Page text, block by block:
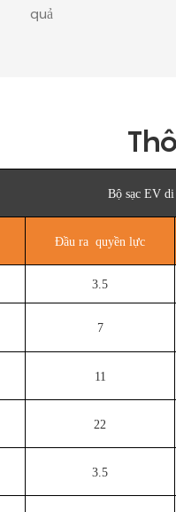
quả
Bộ sạc EV
Đầu ra quyền lực
3.5
7
11
22
3.5